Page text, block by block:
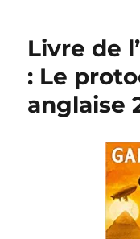
Livre de
: Le
anglaise